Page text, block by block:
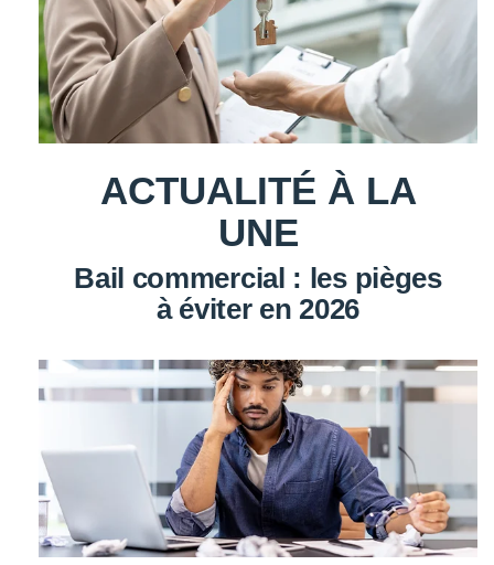
ACTUALITÉ À LA
UNE
Bail commercial : les pièges
à éviter en 2026